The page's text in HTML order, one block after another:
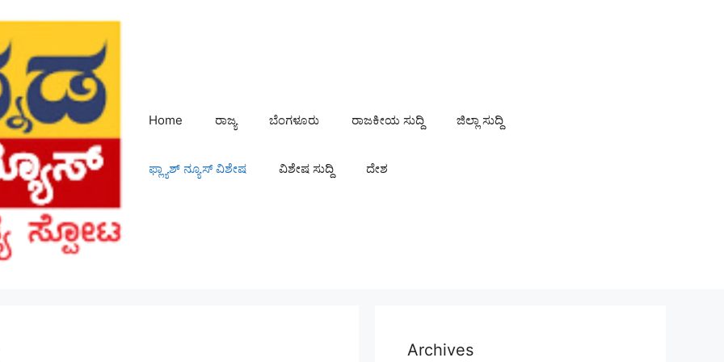
Home ರಾಜ್ಯ ಬೆಂಗಳೂರು ರಾಜಕೀಯ ಸುದ್ದಿ ಜಿಲ್ಲಾ ಸುದ್ದಿ
ಫ್ಲ್ಯಾಶ್ ನ್ಯೂಸ್ ವಿಶೇಷ ವಿಶೇಷ ಸುದ್ದಿ ದೇಶ
Archives